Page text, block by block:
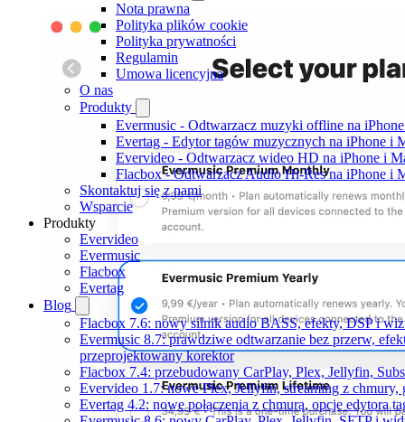
Nota prawna
Polityka plików cookie
Polityka prywatności
Regulamin
Umowa licencyjna
O nas
Produkty
Evermusic - Odtwarzacz muzyki offline na
Evertag - Edytor tagów muzycznych na iPhone i
Evervideo - Odtwarzacz wideo HD na iPhone i
Flacbox - Odtwarzacz Audio Hi-Res na iPhone i
Skontaktuj się z nami
Wsparcie
Produkty
Evervideo
Evermusic
Flacbox
Evertag
Blog
Flacbox 7.6: nowy silnik audio BASS, efekty, DSP i
Evermusic 8.7: prawdziwe odtwarzanie bez przerw,
przeprojektowany korektor
Flacbox 7.4: przebudowany CarPlay, Plex, Jellyfin,
Evervideo 1.7: nowe Plex, Jellyfin, streaming z chmury,
Evertag 4.2: nowe połączenia z chmurą, opcje edytora